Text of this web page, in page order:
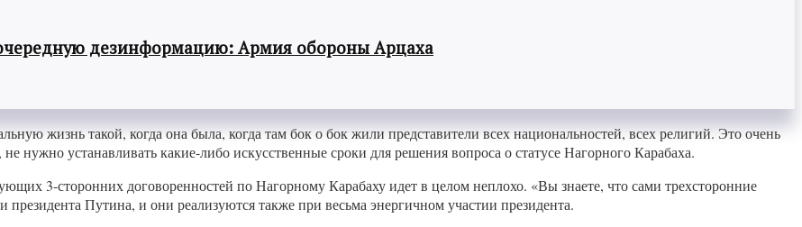
дезинформацию: Армия обороны Арцаха
жизнь такой, когда она была, когда там бок о бок жили представители всех национальностей, всех религий. Это очень
нужно устанавливать какие-либо искусственные сроки для решения вопроса о статусе Нагорного Карабаха.
3-сторонних договоренностей по Нагорному Карабаху идет в целом неплохо. «Вы знаете, что сами трехсторонние
Путина, и они реализуются также при весьма энергичном участии президента.